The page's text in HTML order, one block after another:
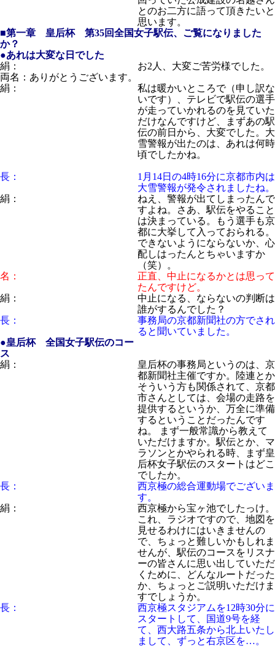
とのお二方に語って頂きたいと
思います。
■第一章 皇后杯 第35回全国女子駅伝、ご覧になりました
か？
●あれは大変な日でした
絹：
お2人、大変ご苦労様でした。
両名：ありがとうございます。
絹：
私は暖かいところで（申し訳な
いです）、テレビで駅伝の選手
が走っていかれるのを見ていた
だけなんですけど、まずあの駅
伝の前日から、大変でした。大
雪警報が出たのは、あれは何時
頃でしたかね。
長：
1月14日の4時16分に京都市内は
大雪警報が発令されましたね。
絹：
ねえ、警報が出てしまったんで
すよね。さあ、駅伝をやること
は決まっている。もう選手も京
都に大挙して入っておられる。
できないようにならないか、心
配しはったんとちゃいますか
（笑）。
名：
正直、中止になるかとは思って
たんですけど。
絹：
中止になる、ならないの判断は
誰がするんでした？
長：
事務局の京都新聞社の方でされ
ると聞いていました。
●皇后杯 全国女子駅伝のコー
ス
絹：
皇后杯の事務局というのは、京
都新聞社主催ですか。陸連とか
そういう方も関係されて、京都
市さんとしては、会場の走路を
提供するというか、万全に準備
するということだったんです
ね。 まず一般常識から教えて
いただけますか。駅伝とか、マ
ラソンとかやられる時、まず皇
后杯女子駅伝のスタートはどこ
でしたか。
長：
西京極の総合運動場でございま
す。
絹：
西京極から宝ヶ池でしたっけ。
これ、ラジオですので、地図を
見せるわけにはいきませんの
で、ちょっと難しいかもしれま
せんが、駅伝のコースをリスナ
ーの皆さんに思い出していただ
くために、どんなルートだった
か、ちょっとご説明いただけま
すでしょうか。
長：
西京極スタジアムを12時30分に
スタートして、国道9号を経
て、西大路五条から北上いたし
まして、ずっと右京区を…。